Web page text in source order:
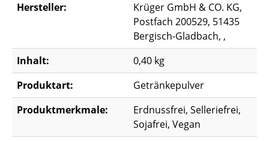
Hersteller:
Krüger GmbH & CO. KG,
Postfach 200529, 51435
Bergisch-Gladbach, ,
Inhalt:
0,40 kg
Produktart:
Getränkepulver
Produktmerkmale:
Erdnussfrei, Selleriefrei,
Sojafrei, Vegan